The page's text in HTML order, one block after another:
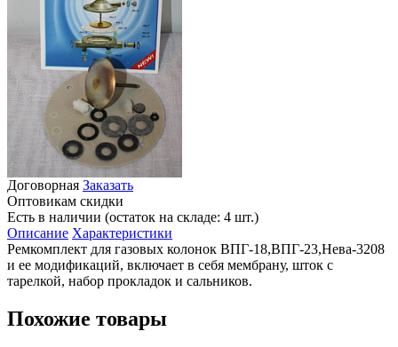
Договорная Заказать
Оптовикам скидки
Есть в наличии (остаток на складе: 4 шт.)
Описание Характеристики
Ремкомплект для газовых колонок ВПГ-18,ВПГ-23,Нева-3208
и ее модификаций, включает в себя мембрану, шток с
тарелкой, набор прокладок и сальников.
Похожие товары